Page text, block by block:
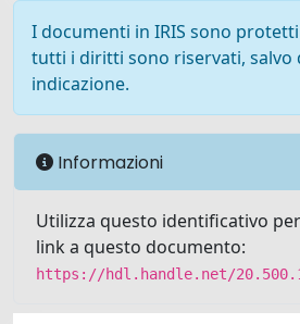
I documenti in IRIS sono
tutti i diritti sono riservati, salvo
indicazione.
Informazioni
Utilizza questo identificativo
link a questo documento:
https://hdl.handle.net/